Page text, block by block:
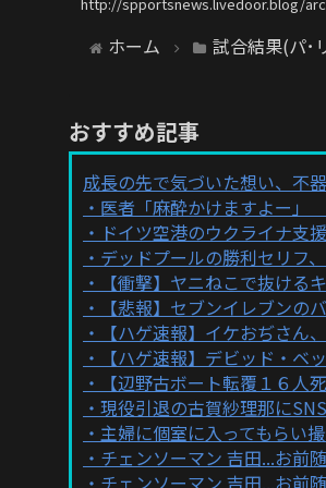
ホーム 試合結果(パ･
おすすめ記事
成長の先で気づいた想い、不
医者「麻酔かけますよー」
ドイツ空港のウクライナ支
デッドプールの勝利セリフ
【衝撃】ヤニねこで抜ける
【悲報】セブンイレブンの
【ハゲ速報】イケおぢさん
【ハゲ速報】デビッド・ベ
【辺野古ボート転覆１６人
現役引退の古賀紗理那に
主婦に個室に入ってもらい
チェンソーマン 吉田...お前
チェンソーマン 吉田...お前随